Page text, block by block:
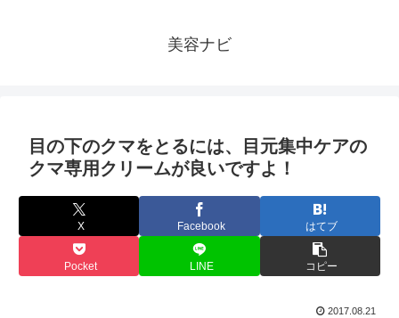
美容ナビ
目の下のクマをとるには、目元集中ケアの
クマ専用クリームが良いですよ！
X Facebook はてブ
Pocket LINE コピー
2017.08.21